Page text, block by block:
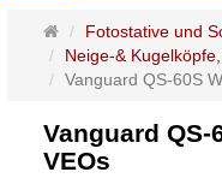
Startseite
Fotostative und
Neige-&
Vanguard QS-60S
Vanguard
VEOs